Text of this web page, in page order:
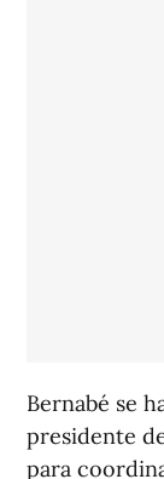
Bernabé se
presidente
para